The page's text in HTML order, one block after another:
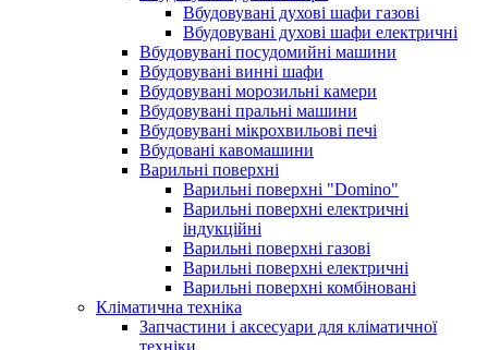
Вбудовувані духові шафи газові
Вбудовувані духові шафи електричні
Вбудовувані посудомийні машини
Вбудовувані винні шафи
Вбудовувані морозильні камери
Вбудовувані пральні машини
Вбудовувані мікрохвильові печі
Вбудовані кавомашини
Варильні поверхні
Варильні поверхні "Domino"
Варильні поверхні електричні
індукційні
Варильні поверхні газові
Варильні поверхні електричні
Варильні поверхні комбіновані
Кліматична техніка
Запчастини і аксесуари для кліматичної
техніки